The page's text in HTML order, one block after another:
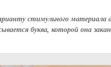
стимульного материала
буква, которой она